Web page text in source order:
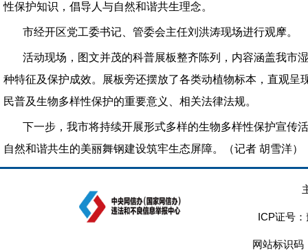
性保护知识，倡导人与自然和谐共生理念。
市经开区党工委书记、管委会主任刘洪涛现场进行观摩。
活动现场，图文并茂的科普展板整齐陈列，内容涵盖我市
种特征及保护成效。展板旁还摆放了各类动植物标本，直观
民普及生物多样性保护的重要意义、相关法律法规。
下一步，我市将持续开展形式多样的生物多样性保护宣传
自然和谐共生的美丽舞钢建设筑牢生态屏障。（记者 胡雪洋）
ICP证号：
网站标识码